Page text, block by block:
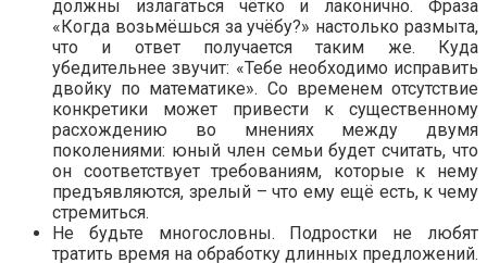
должны излагаться чётко и лаконично. Фраза
«Когда возьмёшься за учёбу?» настолько размыта,
что и ответ получается таким же. Куда
убедительнее звучит: «Тебе необходимо исправить
двойку по математике». Со временем отсутствие
конкретики может привести к существенному
расхождению во мнениях между двумя
поколениями: юный член семьи будет считать, что
он соответствует требованиям, которые к нему
предъявляются, зрелый – что ему ещё есть, к чему
стремиться.
Не будьте многословны. Подростки не любят
тратить время на обработку длинных предложений.